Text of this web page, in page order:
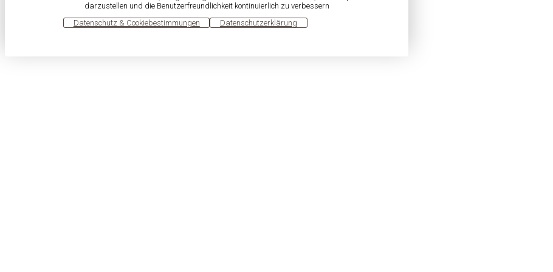
darzustellen und die Benutzerfreundlichkeit kontinuierlich zu verbessern
Datenschutz & Cookiebestimmungen Datenschutzerklärung